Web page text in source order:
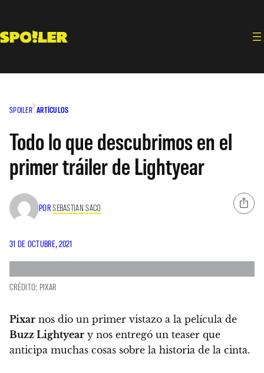
contenido
SPOILER ARTÍCULOS
Todo lo que descubrimos en el
primer tráiler de Lightyear
PORSEBASTIAN SACO
31 DE OCTUBRE, 2021
CRÉDITO: PIXAR
Pixar nos dio un primer vistazo a la película de
Buzz Lightyear y nos entregó un teaser que
anticipa muchas cosas sobre la historia de la cinta.